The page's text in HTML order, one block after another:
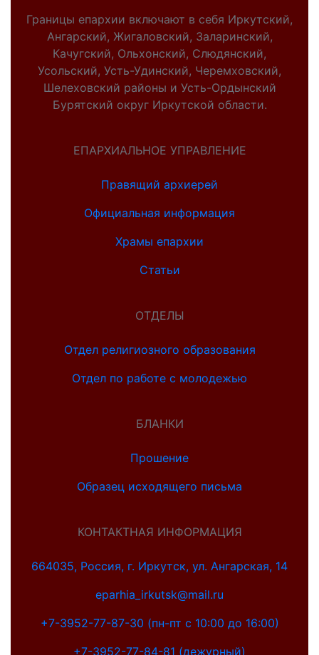
Границы епархии включают в себя Иркутский,
Ангарский, Жигаловский, Заларинский,
Качугский, Ольхонский, Слюдянский,
Усольский, Усть-Удинский, Черемховский,
Шелеховский районы и Усть-Ордынский
Бурятский округ Иркутской области.
ЕПАРХИАЛЬНОЕ УПРАВЛЕНИЕ
Правящий архиерей
Официальная информация
Храмы епархии
Статьи
ОТДЕЛЫ
Отдел религиозного образования
Отдел по работе с молодежью
БЛАНКИ
Прошение
Образец исходящего письма
КОНТАКТНАЯ ИНФОРМАЦИЯ
664035, Россия, г. Иркутск, ул. Ангарская, 14
eparhia_irkutsk@mail.ru
+7-3952-77-87-30 (пн-пт с 10:00 до 16:00)
+7-3952-77-84-81 (дежурный)